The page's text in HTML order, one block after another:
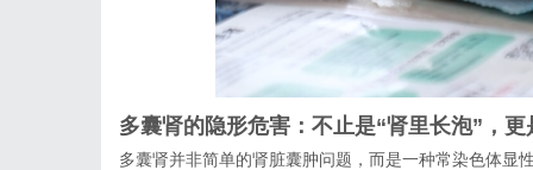
多囊肾的隐形危害：不止是“肾里长泡”，
多囊肾并非简单的肾脏囊肿问题，而是一种常染色体显